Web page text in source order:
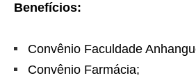
Benefícios:
Convênio Faculdade
Convênio Farmácia;